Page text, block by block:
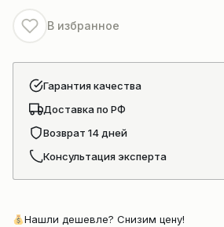
В избранное
Гарантия качества
Доставка по РФ
Возврат 14 дней
Консультация эксперта
Нашли дешевле? Снизим цену!